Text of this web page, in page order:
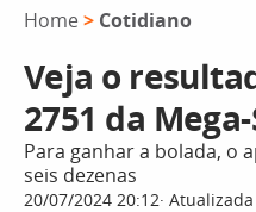
Home > Cotidiano
Veja o
2751 da
Para ganhar a bolada, o
seis dezenas
20/07/2024 20:12